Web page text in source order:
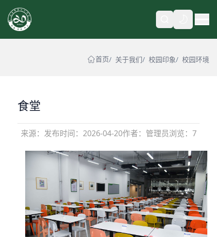
自动
首页 关于我们 校园印象 校园环境
食堂
来源： 发布时间： 2026-04-20作者：管理员浏览：7